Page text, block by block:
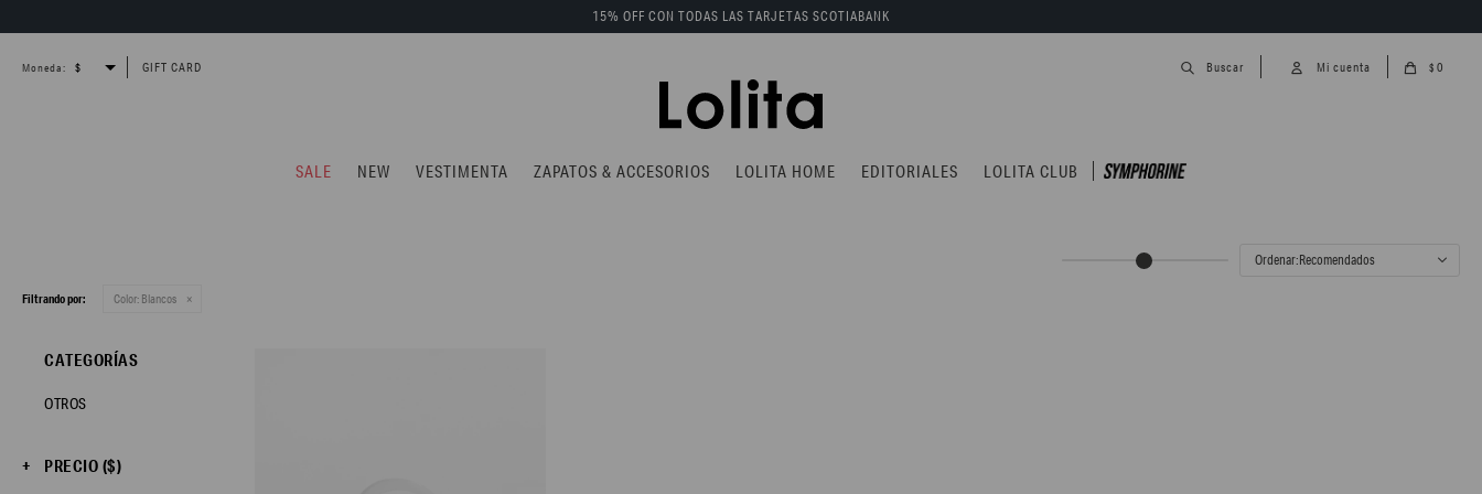
SALE NEW VESTIMENTA ZAPATOS & ACCESORIOS LOLITA HOME EDITORIALES LOLITA CLUB
$ 0
15% OFF CON TODAS LAS TARJETAS SCOTIABANK
Moneda: GIFT CARD
Recomendados
Filtrando por: Color: Blancos
CATEGORÍAS
OTROS
PRECIO ($)